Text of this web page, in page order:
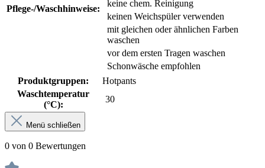
Pflege-/Waschhinweise:
keine chem. Reinigung
keinen Weichspüler verwenden
mit gleichen oder ähnlichen Farben
waschen
vor dem ersten Tragen waschen
Schonwäsche empfohlen
Produktgruppen:
Hotpants
Waschtemperatur
(°C):
30
Menü schließen
0 von 0 Bewertungen